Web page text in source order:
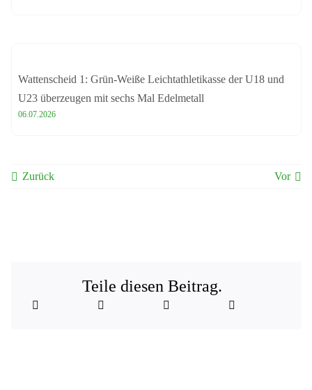
Wattenscheid 1: Grün-Weiße Leichtathletikasse der U18 und
U23 überzeugen mit sechs Mal Edelmetall
06.07.2026
Zurück Vor
Teile diesen Beitrag.